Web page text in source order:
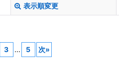
表示順変更
3 ... 5 次»